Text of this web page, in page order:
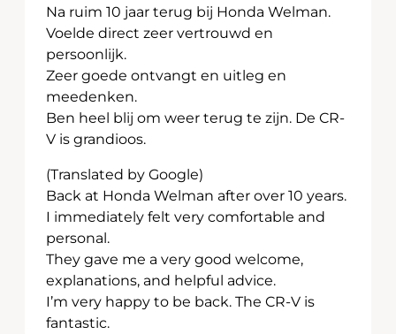
Na ruim 10 jaar terug bij Honda Welman.
Voelde direct zeer vertrouwd en
persoonlijk.
Zeer goede ontvangt en uitleg en
meedenken.
Ben heel blij om weer terug te zijn. De CR-
V is grandioos.
(Translated by Google)
Back at Honda Welman after over 10 years.
I immediately felt very comfortable and
personal.
They gave me a very good welcome,
explanations, and helpful advice.
I’m very happy to be back. The CR-V is
fantastic.